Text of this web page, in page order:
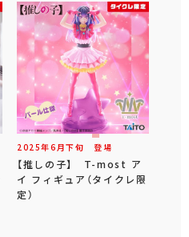
2025年6 月下旬 登場
【推しの子】 T-most ア
イ フィギュア（タイクレ限
定）